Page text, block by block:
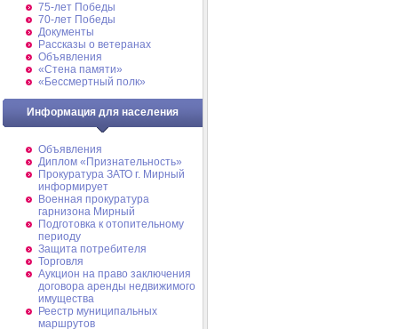
75-лет Победы
70-лет Победы
Документы
Рассказы о ветеранах
Объявления
«Стена памяти»
«Бессмертный полк»
Информация для населения
Объявления
Диплом «Признательность»
Прокуратура ЗАТО г. Мирный
информирует
Военная прокуратура
гарнизона Мирный
Подготовка к отопительному
периоду
Защита потребителя
Торговля
Аукцион на право заключения
договора аренды недвижимого
имущества
Реестр муниципальных
маршрутов